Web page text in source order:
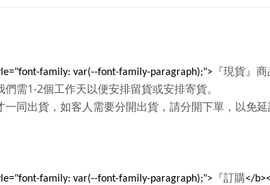
family: var(--font-family-paragraph);"> 『現貨』商
們需1-2個工作天以便安排留貨或安排寄貨。
同出貨，如客人需要分開出貨，請分開下單，以免延
family: var(--font-family-paragraph);"> 『訂購</